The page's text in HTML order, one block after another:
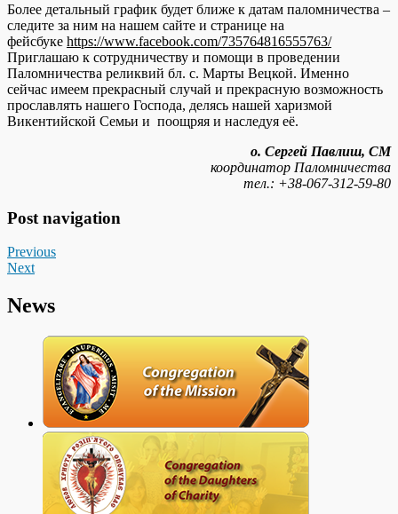
Более детальный график будет ближе к датам паломничества –
следите за ним на нашем сайте и странице на
фейсбуке https://www.facebook.com/735764816555763/
Приглашаю к сотрудничеству и помощи в проведении
Паломничества реликвий бл. с. Марты Вецкой. Именно
сейчас имеем прекрасный случай и прекрасную возможность
прославлять нашего Господа, делясь нашей харизмой
Викентийской Семьи и поощряя и наследуя её.
о. Сергей Павлиш, СМ
координатор Паломничества
тел.: +38-067-312-59-80
Post navigation
Previous
Next
News